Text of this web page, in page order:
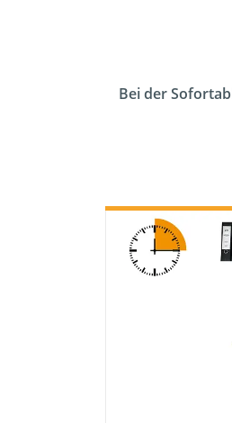
Bei der